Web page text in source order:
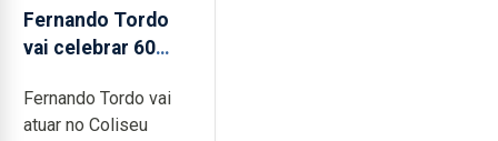
Fernando Tordo
vai celebrar 60
no Coliseu
Micaelense
Fernando Tordo vai
atuar no Coliseu